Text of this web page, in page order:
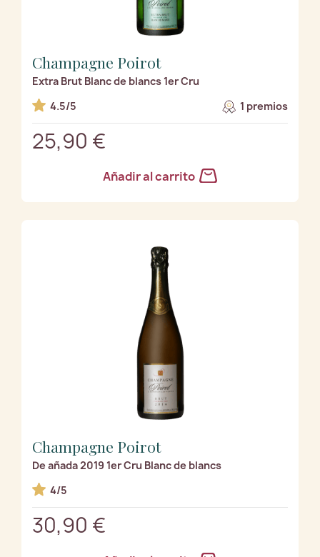
Champagne Poirot
Extra Brut Blanc de blancs 1er Cru
4.5/5
1 premios
25,90 €
Añadir al carrito
Champagne Poirot
De añada 2019 1er Cru Blanc de blancs
4/5
30,90 €